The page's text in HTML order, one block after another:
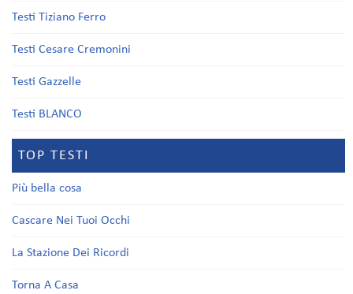
Testi Tiziano Ferro
Testi Cesare Cremonini
Testi Gazzelle
Testi BLANCO
TOP TESTI
Più bella cosa
Cascare Nei Tuoi Occhi
La Stazione Dei Ricordi
Torna A Casa